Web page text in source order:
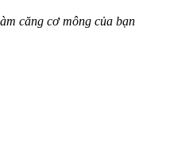
căng cơ mông của bạn